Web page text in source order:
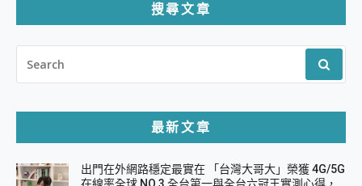
搜尋文章
FOR:
最新文章
出門在外網路穩定最實在 「台灣大哥大」榮獲 4G/5G
在線率全球 NO.3 全台第一與全台六冠王實測心得，